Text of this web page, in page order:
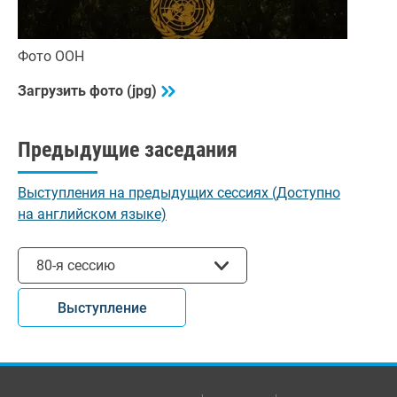
Фото ООН
Загрузить фото (jpg)
Предыдущие заседания
Выступления на предыдущих сессиях (Доступно
на английском языке)
80-я сессию
Выступление